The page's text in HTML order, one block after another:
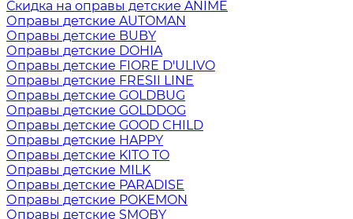
Скидка на оправы детские ANIME
Оправы детские AUTOMAN
Оправы детские BUBY
Оправы детские DOHIA
Оправы детские FIORE D'ULIVO
Оправы детские FRESII LINE
Оправы детские GOLDBUG
Оправы детские GOLDDOG
Оправы детские GOOD CHILD
Оправы детские HAPPY
Оправы детские KITO TO
Оправы детские MILK
Оправы детские PARADISE
Оправы детские POKEMON
Оправы детские SMOBY